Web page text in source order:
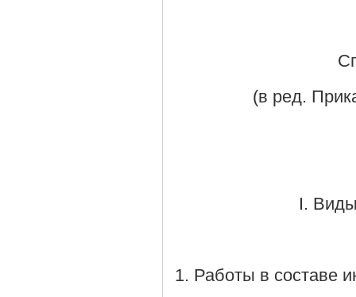
(в ред.
I.
1. Работы в составе